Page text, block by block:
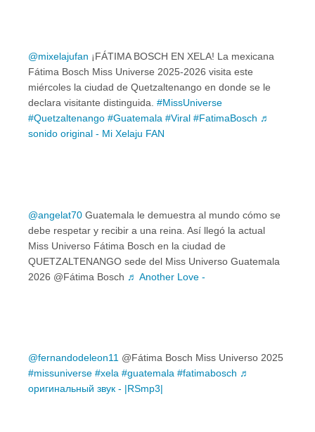
@mixelajufan ¡FÁTIMA BOSCH EN XELA! La mexicana
Fátima Bosch Miss Universe 2025-2026 visita este
miércoles la ciudad de Quetzaltenango en donde se le
declara visitante distinguida. #MissUniverse
#Quetzaltenango #Guatemala #Viral #FatimaBosch ♬
sonido original - Mi Xelaju FAN
@angelat70 Guatemala le demuestra al mundo cómo se
debe respetar y recibir a una reina. Así llegó la actual
Miss Universo Fátima Bosch en la ciudad de
QUETZALTENANGO sede del Miss Universo Guatemala
2026 @Fátima Bosch ♬ Another Love -
@fernandodeleon11 @Fátima Bosch Miss Universo 2025
#missuniverse #xela #guatemala #fatimabosch ♬
оригинальный звук - |RSmp3|